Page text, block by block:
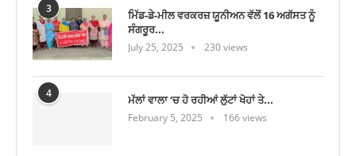
3
ਮਿੱਡ-ਡੇ-ਮੀਲ ਵਰਕਰਜ਼ ਯੂਨੀਅਨ ਵੱਲੋਂ 16 ਅਗੱਸਤ ਨੂੰ
ਸੰਗਰੂਰ...
July 25, 2025 230 views
4 ਮੱਲਾਂ ਵਾਲਾ ‘ਚ ਹੋ ਰਹੀਆਂ ਲੁੱਟਾਂ ਖੋਹਾਂ ਤੇ...
February 5, 2025 166 views